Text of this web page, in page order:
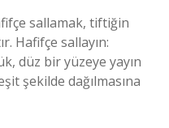
sallamak, tiftiğin
Hafifçe sallayın:
düz bir yüzeye yayın
şekilde dağılmasına